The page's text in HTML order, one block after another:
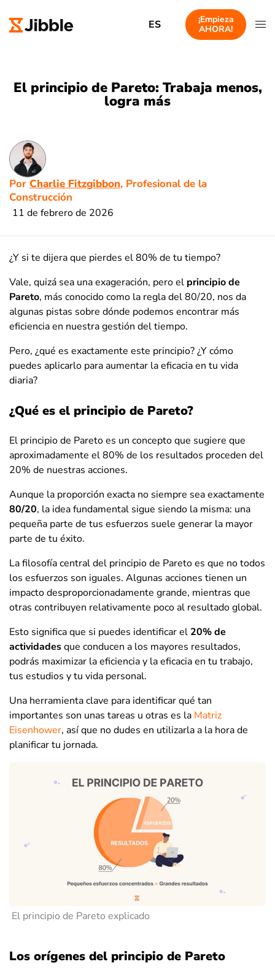
ES
¡Empieza
AHORA!
El principio de Pareto: Trabaja menos,
logra más
Por Charlie Fitzgibbon, Profesional de la
Construcción
11 de febrero de 2026
¿Y si te dijera que pierdes el 80% de tu tiempo?
Vale, quizá sea una exageración, pero el principio de
Pareto, más conocido como la regla del 80/20, nos da
algunas pistas sobre dónde podemos encontrar más
eficiencia en nuestra gestión del tiempo.
Pero, ¿qué es exactamente este principio? ¿Y cómo
puedes aplicarlo para aumentar la eficacia en tu vida
diaria?
¿Qué es el principio de Pareto?
El principio de Pareto es un concepto que sugiere que
aproximadamente el 80% de los resultados proceden del
20% de nuestras acciones.
Aunque la proporción exacta no siempre sea exactamente
80/20, la idea fundamental sigue siendo la misma: una
pequeña parte de tus esfuerzos suele generar la mayor
parte de tu éxito.
La filosofía central del principio de Pareto es que no todos
los esfuerzos son iguales. Algunas acciones tienen un
impacto desproporcionadamente grande, mientras que
otras contribuyen relativamente poco al resultado global.
Esto significa que si puedes identificar el 20% de
actividadesque conducen a los mayores resultados,
podrás maximizar la eficiencia y la eficacia en tu trabajo,
tus estudios y tu vida personal.
Una herramienta clave para identificar qué tan
importantes son unas tareas u otras es la Matriz
Eisenhower, así que no dudes en utilizarla a la hora de
planificar tu jornada.
El principio de Pareto explicado
Los orígenes del principio de Pareto